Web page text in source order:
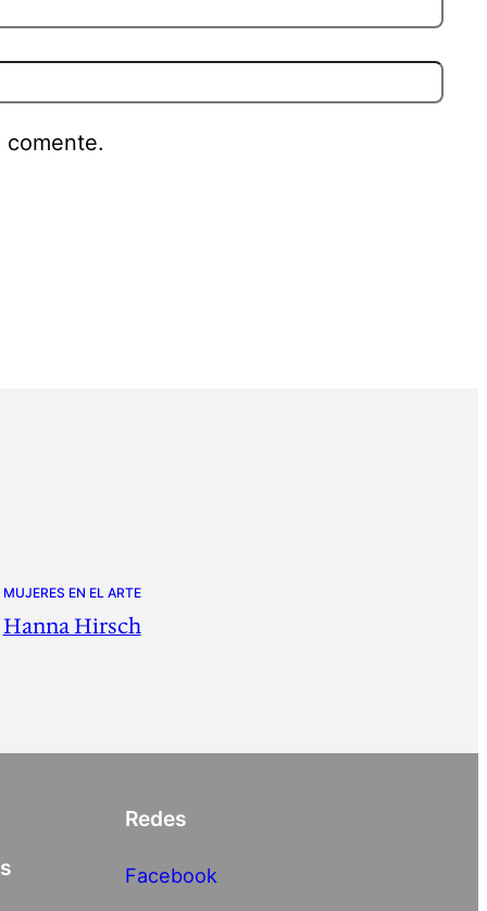
comente.
MUJERES EN EL ARTE
Hanna Hirsch
Redes
Facebook